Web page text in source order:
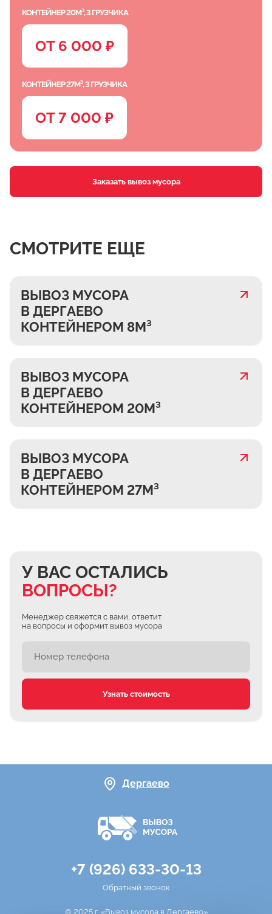
КОНТЕЙНЕР 20М³, 3 ГРУЗЧИКА
ОТ 6 000 ₽
КОНТЕЙНЕР 27М³, 3 ГРУЗЧИКА
ОТ 7 000 ₽
Заказать вывоз мусора
СМОТРИТЕ ЕЩЕ
ВЫВОЗ МУСОРА
В ДЕРГАЕВО
КОНТЕЙНЕРОМ 8М³
ВЫВОЗ МУСОРА
В ДЕРГАЕВО
КОНТЕЙНЕРОМ 20М³
ВЫВОЗ МУСОРА
В ДЕРГАЕВО
КОНТЕЙНЕРОМ 27М³
У ВАС ОСТАЛИСЬ
ВОПРОСЫ?
Менеджер свяжется с вами, ответит
на вопросы и оформит вывоз мусора
Узнать стоимость
Дергаево
+7 (926) 633-30-13
Обратный звонок
© 2025 г. «Вывоз мусора в Дергаево»